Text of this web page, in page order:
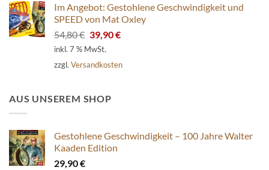
Im Angebot: Gestohlene Geschwindigkeit und
SPEED von Mat Oxley
54,80€ Ursprünglicher
Preis
54,80 €
39,90€Aktueller
39,90 €.
inkl. 7 % MwSt.
zzgl. Versandkosten
AUS UNSEREM SHOP
Gestohlene Geschwindigkeit – 100 Jahre Walter
Kaaden Edition
29,90€